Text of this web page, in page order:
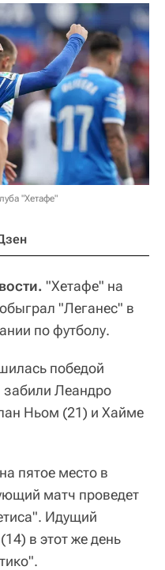
"Хетафе"
"Хетафе" на
"Леганес" в
по футболу.
победой
забили Леандро
Ньом (21) и Хайме
пятое место в
матч проведет
Идущий
в этот же день